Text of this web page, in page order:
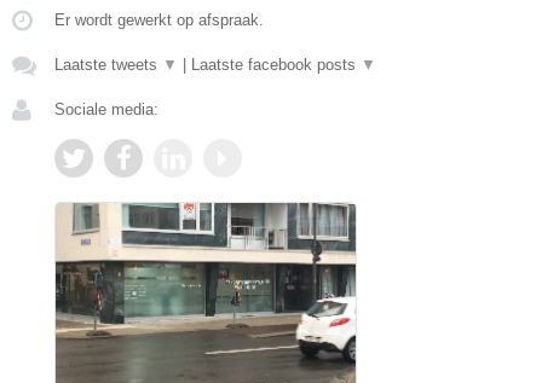
Er wordt gewerkt op afspraak.
Laatste tweets ▼ Laatste facebook posts ▼
Sociale media: